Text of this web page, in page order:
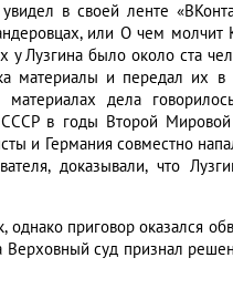
в своей ленте
или О чем молчит
у Лузгина было около ста
материалы и передал их в
дела
в годы Второй
и Германия совместно
доказывали, что
приговор оказался
суд признал